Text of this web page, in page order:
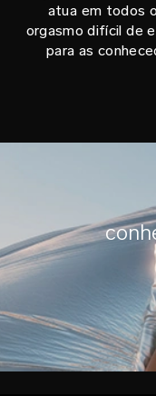
atua em todos
orgasmo difícil de
para as